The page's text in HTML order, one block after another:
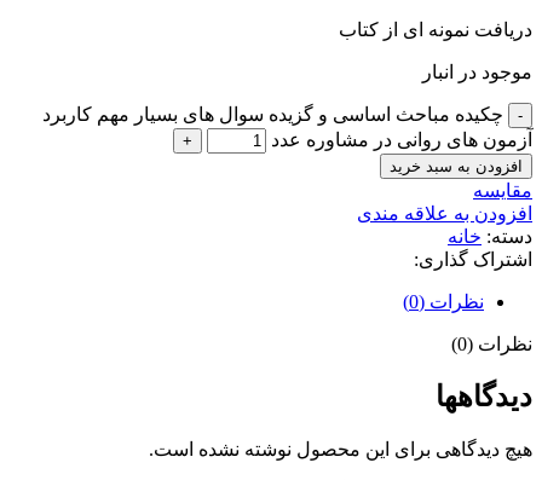
دریافت نمونه ای از کتاب
موجود در انبار
چکیده مباحث اساسی و گزیده سوال های بسیار مهم کاربرد
آزمون های روانی در مشاوره عدد
افزودن به سبد خرید
مقايسه
افزودن به علاقه مندی
دسته: خانه
اشتراک گذاری:
نظرات (0)
نظرات (0)
دیدگاهها
هیچ دیدگاهی برای این محصول نوشته نشده است.